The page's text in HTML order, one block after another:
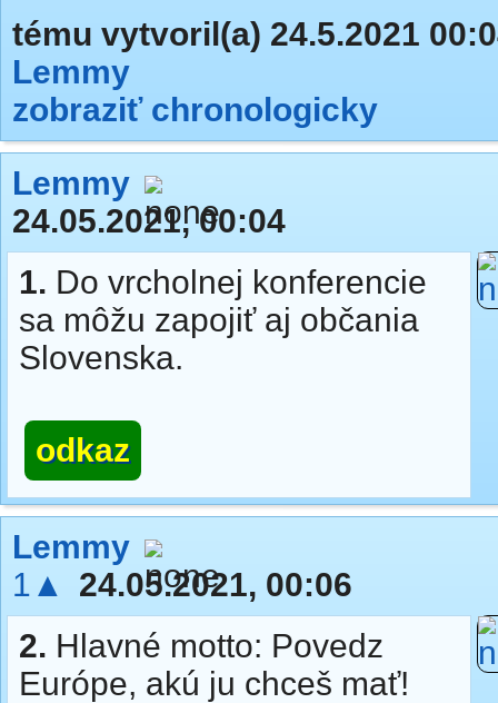
tému vytvoril(a) 24.5.2021
Lemmy
zobraziť chronologicky
Lemmy
24.05.2021, 00:04
1. Do vrcholnej konferencie
sa môžu zapojiť aj občania
Slovenska.
odkaz
Lemmy
1▲
24.05.2021, 00:06
2. Hlavné motto: Povedz
Európe, akú ju chceš mať!